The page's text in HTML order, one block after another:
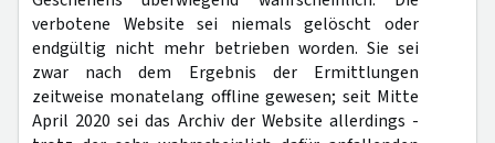
verbotene Website sei niemals gelöscht oder
endgültig nicht mehr betrieben worden. Sie sei
zwar nach dem Ergebnis der Ermittlungen
zeitweise monatelang offline gewesen; seit Mitte
April 2020 sei das Archiv der Website allerdings -